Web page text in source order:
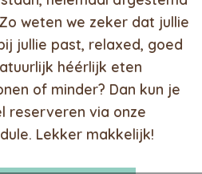
weten we zeker dat jullie
jullie past, relaxed, goed
héérlijk eten
of minder? Dan kun je
reserveren via onze
Lekker makkelijk!